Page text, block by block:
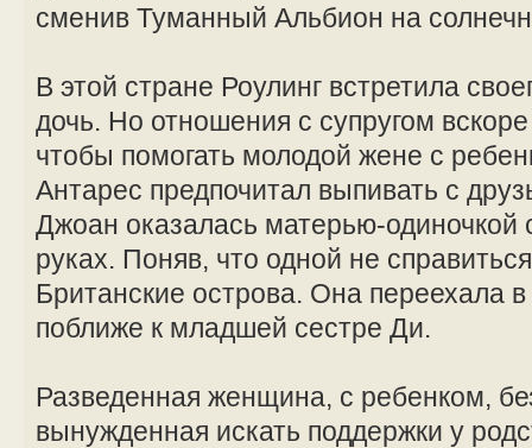
сменив Туманный Альбион на
В этой стране Роулинг встретила
дочь. Но отношения с супругом
чтобы помогать молодой жене с
Антарес предпочитал выпивать с
Джоан оказалась матерью-одиночкой
руках. Поняв, что одной не
Британские острова. Она переехала
поближе к младшей сестре Ди.
Разведенная женщина, с ребенком,
вынужденная искать поддержки у